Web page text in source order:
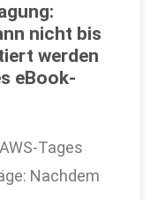
nicht bis
werden
eBook-
Tages
Nachdem